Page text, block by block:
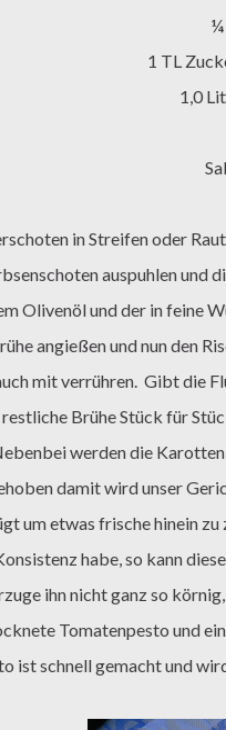
1 TL
1,0
auspuhlen und
angießen und nun den
mit verrühren. Gibt die
Brühe Stück für
werden die
damit wird unser
um etwas frische hinein
habe, so kann
ihn nicht ganz so
Tomatenpesto und
ist schnell gemacht und